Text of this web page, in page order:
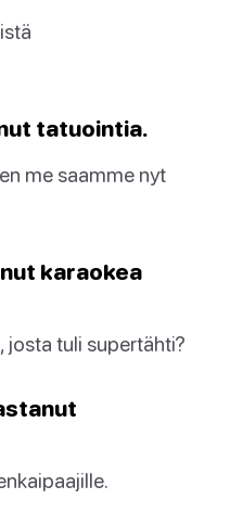
tatuointia.
me saamme nyt
karaokea
josta tuli supertähti?